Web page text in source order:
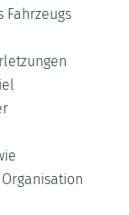
Fahrzeugs